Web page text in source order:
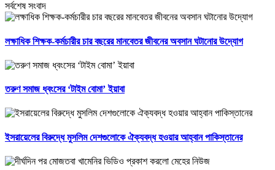
সর্বশেষ সংবাদ
লক্ষাধিক শিক্ষক-কর্মচারীর চার বছরের মানবেতর জীবনের অবসান ঘটানোর উদ্যোগ
তরুণ সমাজ ধ্বংসের ‘টাইম বোমা’ ইয়াবা
ইসরায়েলের বিরুদ্ধে মুসলিম দেশগুলোকে ঐক্যবদ্ধ হওয়ার আহ্বান পাকিস্তানের